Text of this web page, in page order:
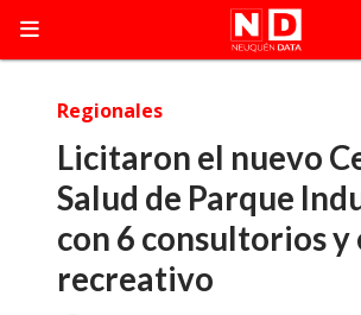
Licitaron el nuevo
Salud de Parque
con 6 consultorios y
recreativo
Regionales